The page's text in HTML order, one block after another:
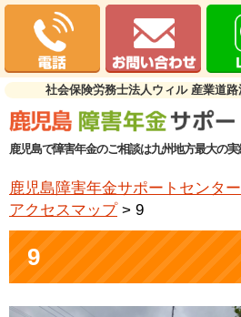
社会保険労務士法人ウィル 産業道
鹿児島で障害年金のご相談は九州地方最大の
鹿児島障害年金サポートセンター
アクセスマップ> 9
9